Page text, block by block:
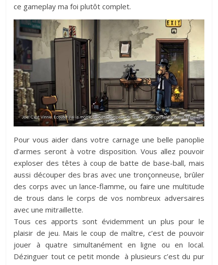
ce gameplay ma foi plutôt complet.
Pour vous aider dans votre carnage une belle panoplie
d’armes seront à votre disposition. Vous allez pouvoir
exploser des têtes à coup de batte de base-ball, mais
aussi découper des bras avec une tronçonneuse, brûler
des corps avec un lance-flamme, ou faire une multitude
de trous dans le corps de vos nombreux adversaires
avec une mitraillette.
Tous ces apports sont évidemment un plus pour le
plaisir de jeu. Mais le coup de maître, c’est de pouvoir
jouer à quatre simultanément en ligne ou en local.
Dézinguer tout ce petit monde à plusieurs c’est du pur